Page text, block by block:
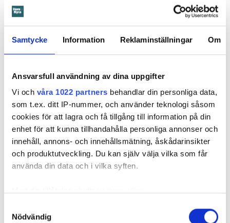
Samtycke Information Reklaminställningar Om
Ansvarsfull användning av dina uppgifter
Vi och våra 1022 partners behandlar din personliga data,
som t.ex. ditt IP-nummer, och använder teknologi såsom
cookies för att lagra och få tillgång till information på din
enhet för att kunna tillhandahålla personliga annonser och
innehåll, annons- och innehållsmätning, åskådarinsikter
och produktutveckling. Du kan själv välja vilka som får
använda din data och i vilka syften.
som kan ha en noggrannhet på upp till flera meter
Nödvändig
flyttas och att de måste komma iväg hemifrån på
morgonen. Arbetet kör igång 07.30
Men när Öbo och hantverkarna dyker upp nästa dag, står
det mesta av grejerna kvar på samma ställe som dagen
fortfarande och sover. I loggen skriver Öbos personal:
inte låta bli att undra var jag varit otydlig? Jag jagar på
familjen så gott det går. Allt för att arbetet inte ska försenas
ytterligare. Till sist kommer familjen i väg så att vi kan
börja ”.
Läs också
Mamman bär ansvar
Notan för att åtgärda vattenskadan landade på 274 885